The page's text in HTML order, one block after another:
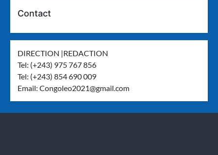
Contact
DIRECTION |REDACTION
Tel: (+243) 975 767 856
Tel: (+243) 854 690 009
Email:Congoleo2021@gmail.com